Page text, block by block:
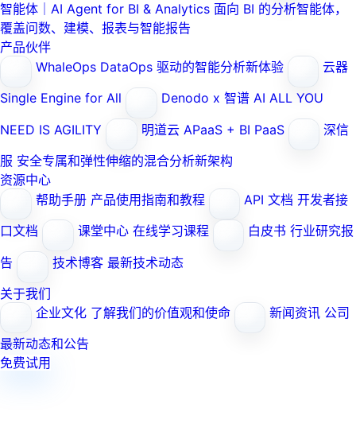
智能体｜AI Agent for BI & Analytics 面向 BI 的分析智能体，
覆盖问数、建模、报表与智能报告
产品伙伴
WhaleOps DataOps 驱动的智能分析新体验
云器
Single Engine for All
Denodo x 智谱 AI ALL YOU
NEED IS AGILITY
明道云 APaaS + BI PaaS
深信
服 安全专属和弹性伸缩的混合分析新架构
资源中心
帮助手册 产品使用指南和教程 API 文档 开发者接
口文档
课堂中心 在线学习课程 白皮书 行业研究报
告
技术博客 最新技术动态
关于我们
企业文化 了解我们的价值观和使命 新闻资讯 公司
最新动态和公告
免费试用